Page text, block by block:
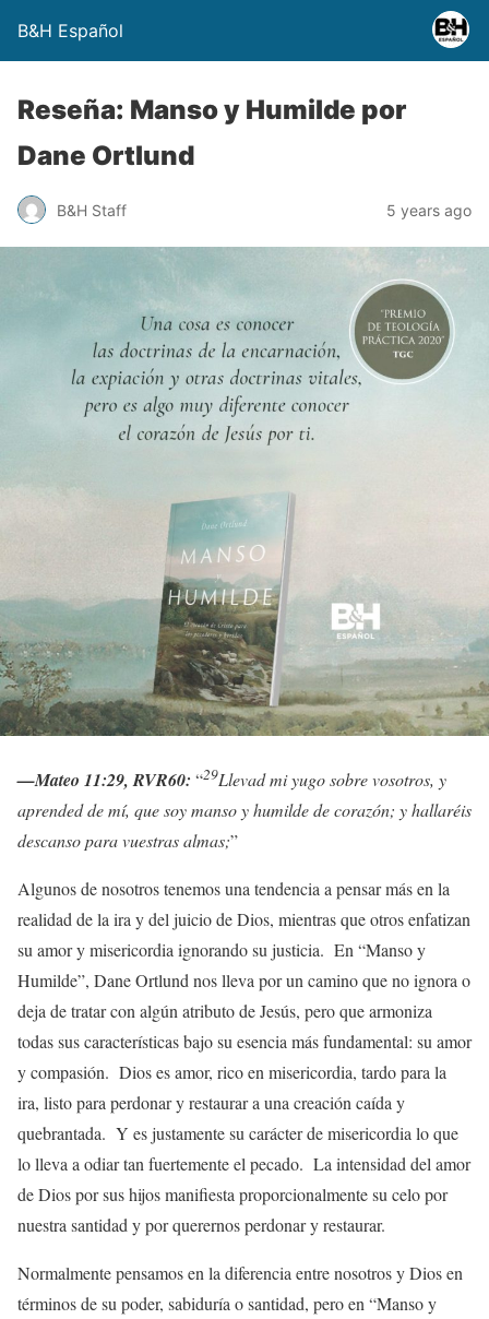
B&H Español
Reseña: Manso y Humilde por
Dane Ortlund
B&H Staff 5 years ago
—Mateo 11:29, RVR60: “29Llevad mi yugo sobre vosotros, y
aprended de mí, que soy manso y humilde de corazón; y hallaréis
descanso para vuestras almas;”
Algunos de nosotros tenemos una tendencia a pensar más en la
realidad de la ira y del juicio de Dios, mientras que otros enfatizan
su amor y misericordia ignorando su justicia. En “Manso y
Humilde”, Dane Ortlund nos lleva por un camino que no ignora o
deja de tratar con algún atributo de Jesús, pero que armoniza
todas sus características bajo su esencia más fundamental: su amor
y compasión. Dios es amor, rico en misericordia, tardo para la
ira, listo para perdonar y restaurar a una creación caída y
quebrantada. Y es justamente su carácter de misericordia lo que
lo lleva a odiar tan fuertemente el pecado. La intensidad del amor
de Dios por sus hijos manifiesta proporcionalmente su celo por
nuestra santidad y por querernos perdonar y restaurar.
Normalmente pensamos en la diferencia entre nosotros y Dios en
términos de su poder, sabiduría o santidad, pero en “Manso y